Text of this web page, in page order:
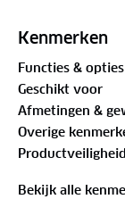
rugleuning
Grote
wielen en
de Leona²-
van de stad
Flexibel
geboorte
Kenmerken
Functies & opties
Geschikt voor
Afmetingen &
Overige
Productveiligheid
Bekijk alle